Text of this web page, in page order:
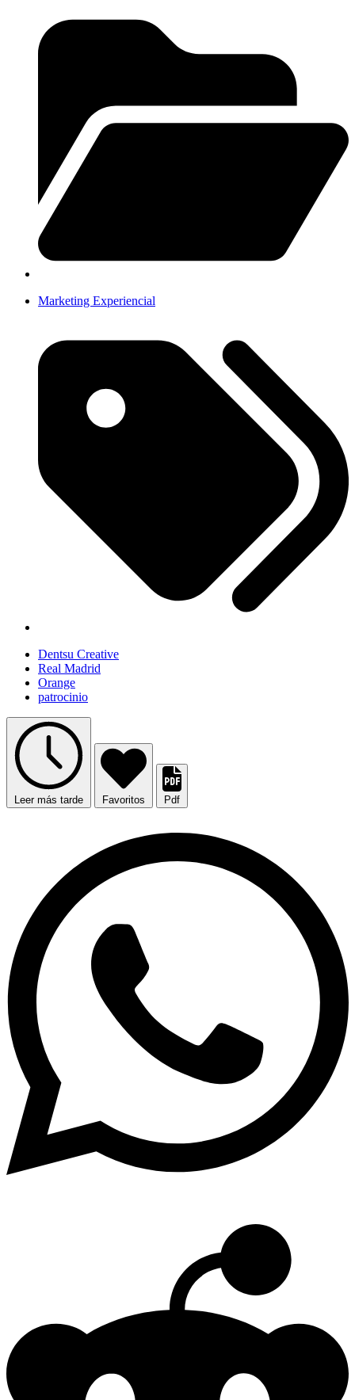
Marketing Experiencial
Dentsu Creative
Real Madrid
Orange
patrocinio
Leer más tarde Favoritos Pdf